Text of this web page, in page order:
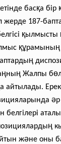
басқа бір
жерде 187-
қылмысты
құрамының
ң
ңның Жалпы бө
айтылады.
ә
белгілері
ң
және оны